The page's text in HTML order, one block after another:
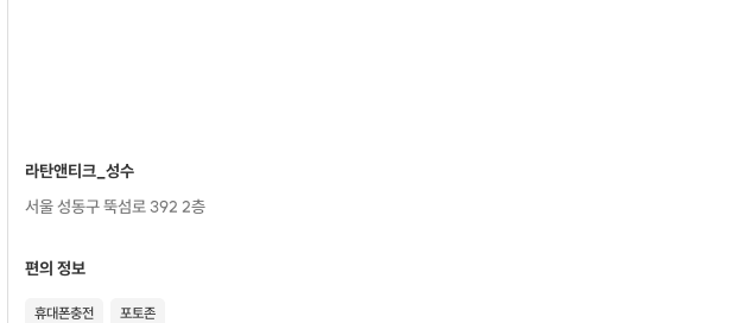
라탄앤티크_성수
서울 성동구 뚝섬로 392 2층
편의 정보
휴대폰충전 포토존